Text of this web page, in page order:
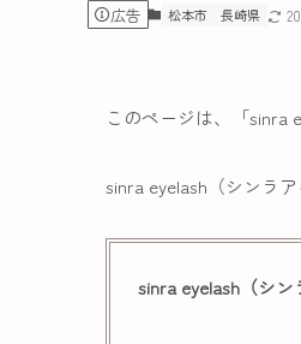
広告 松本市 長崎県
このページは、「sinra
sinra eyelash（シンラ
sinra eyelash（シ